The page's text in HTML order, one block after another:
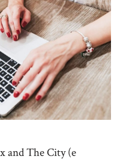
and The City (e